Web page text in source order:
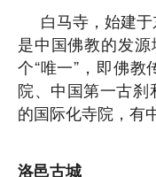
白马寺，始建于
是中国佛教的发源
个“唯一”，即佛
院、中国第一古
的国际化寺院，有
洛邑古城